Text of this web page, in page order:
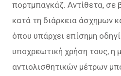
πορτμπαγκάζ. Αντίθετα, σε
κατά τη διάρκεια άσχημων
όπου υπάρχει επίσημη
υποχρεωτική χρήση τους, η
αντιολισθητικών μέτρων